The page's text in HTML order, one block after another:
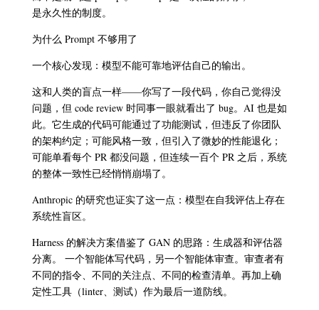
是永久性的制度。
为什么 Prompt 不够用了
一个核心发现：模型不能可靠地评估自己的输出。
这和人类的盲点一样——你写了一段代码，你自己觉得没
问题，但 code review 时同事一眼就看出了 bug。AI 也是如
此。它生成的代码可能通过了功能测试，但违反了你团队
的架构约定；可能风格一致，但引入了微妙的性能退化；
可能单看每个 PR 都没问题，但连续一百个 PR 之后，系统
的整体一致性已经悄悄崩塌了。
Anthropic 的研究也证实了这一点：模型在自我评估上存在
系统性盲区。
Harness 的解决方案借鉴了 GAN 的思路：生成器和评估器
分离。 一个智能体写代码，另一个智能体审查。审查者有
不同的指令、不同的关注点、不同的检查清单。再加上确
定性工具（linter、测试）作为最后一道防线。